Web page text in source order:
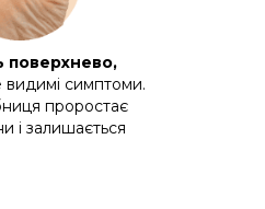
поверхнево,
симптоми.
проростає
і залишається